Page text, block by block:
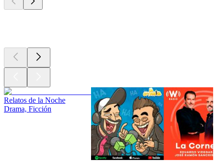
Relatos de la Noche
Drama, Ficción